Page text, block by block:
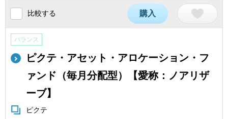
比較する 購入
バランス
ピクテ・アセット・アロケーション・フ
ァンド（毎月分配型）【愛称：ノアリザ
ーブ】
ピクテ